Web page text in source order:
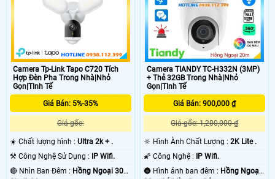
kháng nước và bụi
và bụi IP66 .
Camera Tp-Link Tapo C720 Tích
Hợp Đèn Pha Trong Nhà|Nhỏ
Gọn|TInh Tế
Giá Bán: 5%-35%
Giá gốc:
☀️ Chất lượng hình : Ultra 2k + .
⚒ Công Nghệ Sử Dụng :
IP Wifi.
🔴 Nhìn Ban Đêm : Hồng Ngoại 30m
Camera TIANDY TC-H332N (3MP)
+ Thẻ 32GB Trong Nhà|Nhỏ
Gọn|TInh Tế
Giá Bán: 900,000 ₫
Giá gốc: 1,200,000 ₫
🔆 Hình Ành Chất Lượng :2K Lite .
🌠 Công Nghệ : IP Wifi.
🌚 Hình ảnh ban đêm : Hồng Ngoại